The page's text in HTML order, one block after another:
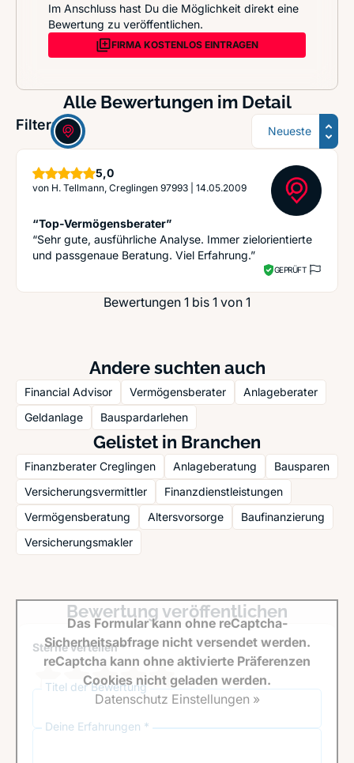
Im Anschluss hast Du die Möglichkeit direkt eine
Bewertung zu veröffentlichen.
FIRMA KOSTENLOS EINTRAGEN
Alle Bewertungen im Detail
Filter: Sortierung
5,0Sterne
von H. Tellmann, Creglingen 97993 14.05.2009
“Top-Vermögensberater”
“Sehr gute, ausführliche Analyse. Immer zielorientierte
und passgenaue Beratung. Viel Erfahrung.”
GEPRÜFT
Bewertungen 1 bis 1 von 1
Andere suchten auch
Financial Advisor Vermögensberater
Anlageberater
Geldanlage
Bauspardarlehen
Gelistet in Branchen
Finanzberater Creglingen Anlageberatung
Bausparen
Versicherungsvermittler
Finanzdienstleistungen
Vermögensberatung
Altersvorsorge
Baufinanzierung
Versicherungsmakler
Bewertung veröffentlichen
Sterne verteilen *
Titel der Bewertung
Deine Erfahrungen *
Das Formular kann ohne reCaptcha-
Sicherheitsabfrage nicht versendet werden.
reCaptcha kann ohne aktivierte Präferenzen
Cookies nicht geladen werden.
Datenschutz Einstellungen »